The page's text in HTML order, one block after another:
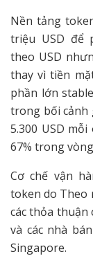
Nền tảng
triệu USD để
theo USD
thay vì tiền
phần lớn
trong bối
5.300 USD
67% trong
Cơ chế vận
token do Theo
các thỏa thuận
và các nhà
Singapore.